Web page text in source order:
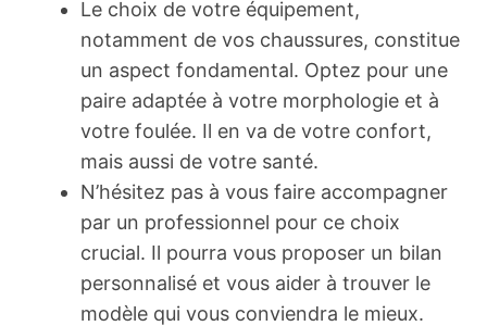
Le choix de votre équipement,
notamment de vos chaussures, constitue
un aspect fondamental. Optez pour une
paire adaptée à votre morphologie et à
votre foulée. Il en va de votre confort,
mais aussi de votre santé.
N’hésitez pas à vous faire accompagner
par un professionnel pour ce choix
crucial. Il pourra vous proposer un bilan
personnalisé et vous aider à trouver le
modèle qui vous conviendra le mieux.